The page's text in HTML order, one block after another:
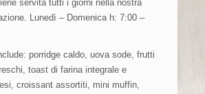
servita tutti i giorni nella nostra
Lunedì – Domenica h: 7:00 –
porridge caldo, uova sode, frutti
toast di farina integrale e
croissant assortiti, mini muffin,